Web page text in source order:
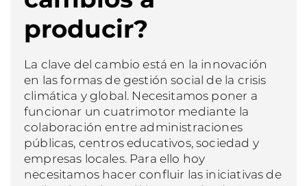
producir?
La clave del cambio está en la innovación
en las formas de gestión social de la crisis
climática y global. Necesitamos poner a
funcionar un cuatrimotor mediante la
colaboración entre administraciones
públicas, centros educativos, sociedad y
empresas locales. Para ello hoy
necesitamos hacer confluir las iniciativas de